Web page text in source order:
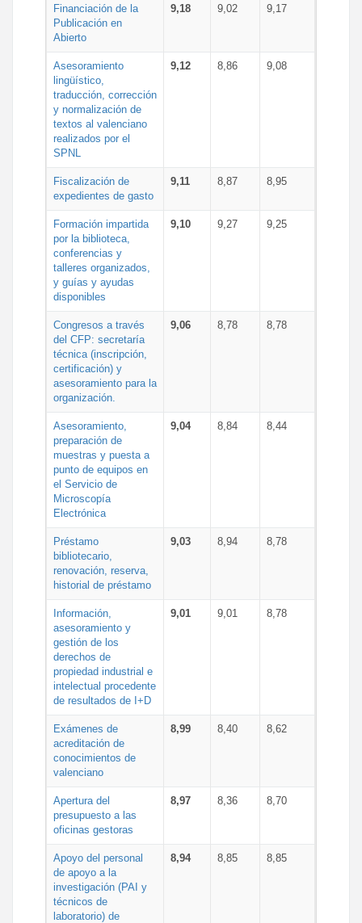
Financiación de la
Publicación en
Abierto
9,18 9,02 9,17
Asesoramiento
lingüístico,
traducción, corrección
y normalización de
textos al valenciano
realizados por el
SPNL
9,12 8,86 9,08
Fiscalización de
expedientes de gasto
9,11 8,87 8,95
Formación impartida
por la biblioteca,
conferencias y
talleres organizados,
y guías y ayudas
disponibles
9,10 9,27 9,25
Congresos a través
del CFP: secretaría
técnica (inscripción,
certificación) y
asesoramiento para la
organización.
9,06 8,78 8,78
Asesoramiento,
preparación de
muestras y puesta a
punto de equipos en
el Servicio de
Microscopía
Electrónica
9,04 8,84 8,44
Préstamo
bibliotecario,
renovación, reserva,
historial de préstamo
9,03 8,94 8,78
Información,
asesoramiento y
gestión de los
derechos de
propiedad industrial e
intelectual procedente
de resultados de I+D
9,01 9,01 8,78
Exámenes de
acreditación de
conocimientos de
valenciano
8,99 8,40 8,62
Apertura del
presupuesto a las
oficinas gestoras
8,97 8,36 8,70
Apoyo del personal
de apoyo a la
investigación (PAI y
técnicos de
laboratorio) de
8,94 8,85 8,85